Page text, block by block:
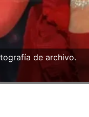
de archivo.